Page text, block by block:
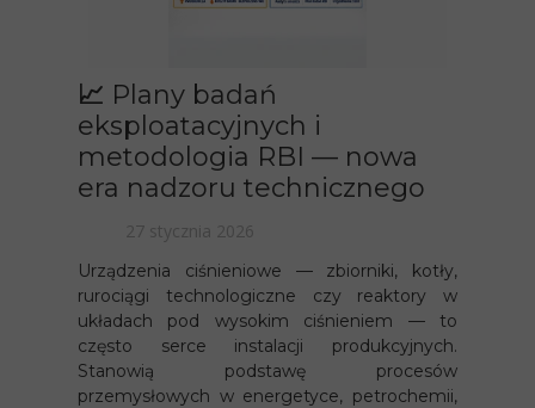
📈 Plany badań
eksploatacyjnych i
metodologia RBI — nowa
era nadzoru technicznego
27 stycznia 2026
Urządzenia ciśnieniowe — zbiorniki, kotły,
rurociągi technologiczne czy reaktory w
układach pod wysokim ciśnieniem — to
często serce instalacji produkcyjnych.
Stanowią podstawę procesów
przemysłowych w energetyce, petrochemii,